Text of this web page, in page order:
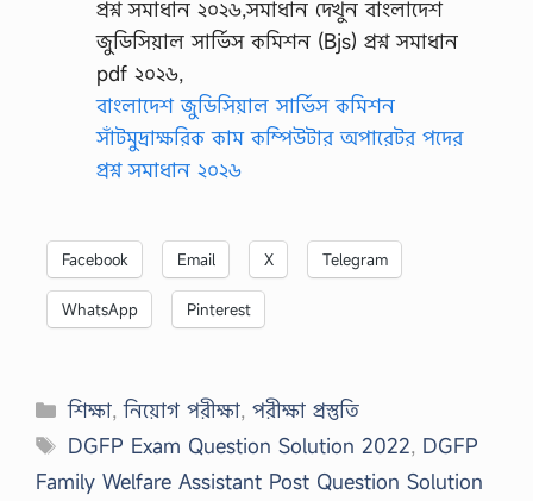
বাংলাদেশ জুডিসিয়াল সার্ভিস কমিশন
সাঁটমুদ্রাক্ষরিক কাম কম্পিউটার অপারেটর পদের
প্রশ্ন সমাধান ২০২৬
Facebook Email X Telegram
WhatsApp Pinterest
Categories
শিক্ষা,নিয়োগ পরীক্ষা,পরীক্ষা প্রস্তুতি
Tags
DGFP Exam Question Solution 2022, DGFP
Family Welfare Assistant Post Question Solution